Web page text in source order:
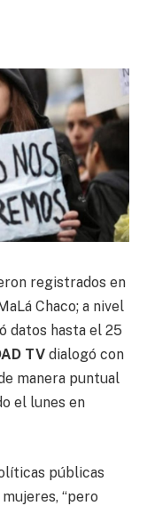
registrados en
Chaco; a nivel
datos hasta el 25
TV dialogó con
manera puntual
el lunes en
públicas
“pero